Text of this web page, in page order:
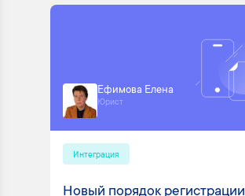
Ефимова Елена
Юрист
Интеграция
Новый порядок регистрации